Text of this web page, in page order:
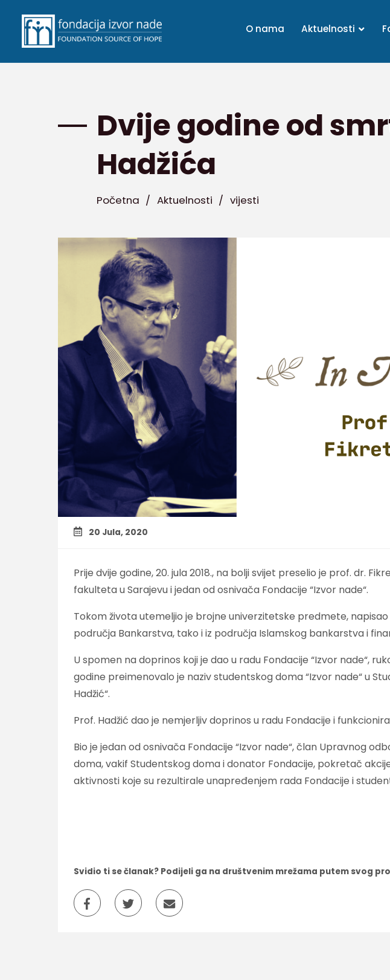
O nama Aktuelnosti
Dvije godine od
Hadžića
Početna / Aktuelnosti / vijesti
20 Jula, 2020
Prije dvije godine, 20. jula 2018., na bolji svijet preselio je prof. dr.
fakulteta u Sarajevu i jedan od osnivača Fondacije “Izvor nade“.
Tokom života utemeljio je brojne univerzitetske predmete, napisao
područja Bankarstva, tako i iz područja Islamskog bankarstva i
U spomen na doprinos koji je dao u radu Fondacije “Izvor nade“,
godine preimenovalo je naziv studentskog doma “Izvor nade“ u
Hadžić“.
Prof. Hadžić dao je nemjerljiv doprinos u radu Fondacije i
Bio je jedan od osnivača Fondacije “Izvor nade“, član Upravnog
doma, vakif Studentskog doma i donator Fondacije, pokretač
aktivnosti koje su rezultirale unapređenjem rada Fondacije i
Svidio ti se članak? Podijeli ga na društvenim mrežama putem svog